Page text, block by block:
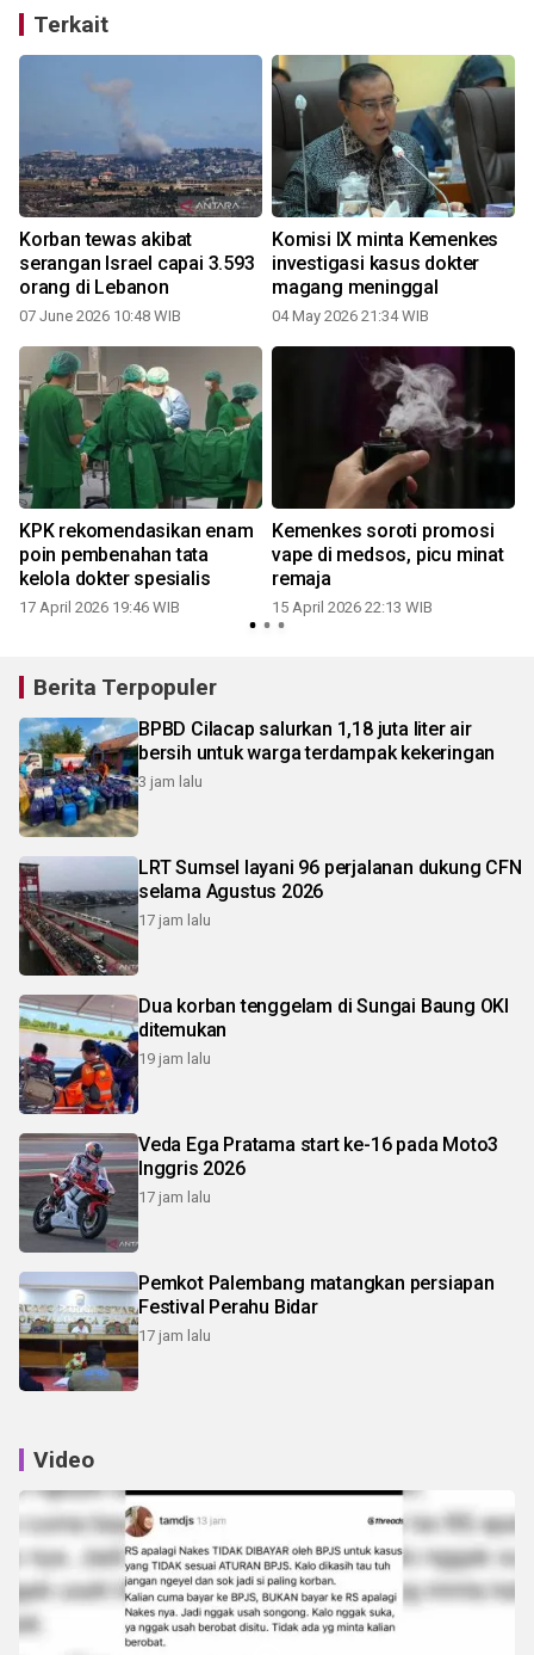
Terkait
Korban tewas akibat
serangan Israel capai 3.593
orang di Lebanon
07 June 2026 10:48 WIB
Komisi IX minta Kemenkes
investigasi kasus dokter
magang meninggal
04 May 2026 21:34 WIB
KPK rekomendasikan enam
poin pembenahan tata
kelola dokter spesialis
17 April 2026 19:46 WIB
Kemenkes soroti promosi
vape di medsos, picu minat
remaja
15 April 2026 22:13 WIB
Berita Terpopuler
BPBD Cilacap salurkan 1,18 juta liter air
bersih untuk warga terdampak kekeringan
3 jam lalu
LRT Sumsel layani 96 perjalanan dukung CFN
selama Agustus 2026
17 jam lalu
Dua korban tenggelam di Sungai Baung OKI
ditemukan
19 jam lalu
Veda Ega Pratama start ke-16 pada Moto3
Inggris 2026
17 jam lalu
Pemkot Palembang matangkan persiapan
Festival Perahu Bidar
17 jam lalu
Video